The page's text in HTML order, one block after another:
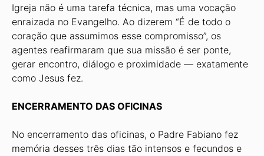
Igreja não é uma tarefa técnica, mas uma vocação
enraizada no Evangelho. Ao dizerem “É de todo o
coração que assumimos esse compromisso”, os
agentes reafirmaram que sua missão é ser ponte,
gerar encontro, diálogo e proximidade — exatamente
como Jesus fez.
ENCERRAMENTO DAS OFICINAS
No encerramento das oficinas, o Padre Fabiano fez
memória desses três dias tão intensos e fecundos e